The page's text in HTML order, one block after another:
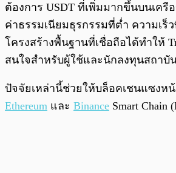
ต้องการ USDT ที่เพิ่มมากขึ้นบนเครื
ค่าธรรมเนียมธุรกรรมที่ต่ำ ความเร็ว
โครงสร้างพื้นฐานที่เชื่อถือได้ทำให้
สนใจสำหรับผู้ใช้และนักลงทุนสถาบั
ปัจจัยเหล่านี้ช่วยให้บล็อคเชนแซงห
Ethereum และ Binance Smart Chain